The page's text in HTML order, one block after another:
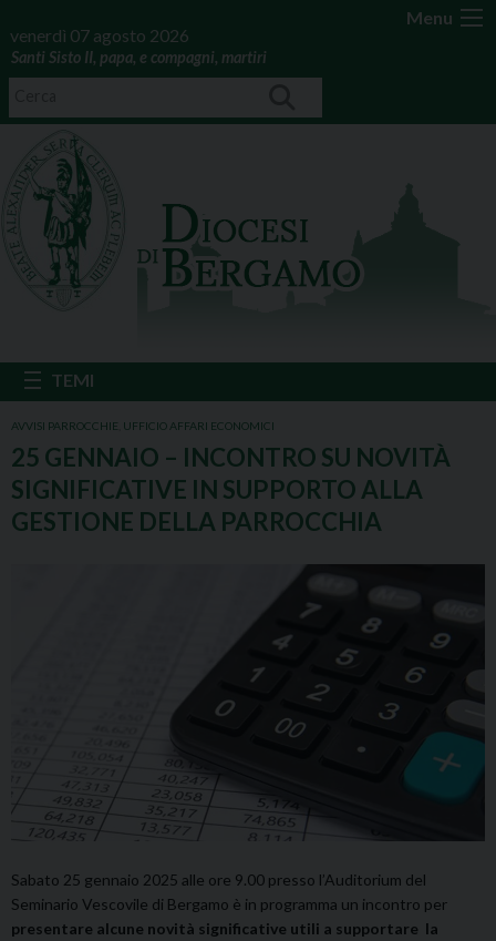
Menu
venerdì 07 agosto 2026
Santi Sisto II, papa, e compagni, martiri
AVVISI PARROCCHIE UFFICIO AFFARI ECONOMICI
25 GENNAIO – INCONTRO SU NOVITÀ
SIGNIFICATIVE IN SUPPORTO ALLA
GESTIONE DELLA PARROCCHIA
Sabato 25 gennaio 2025 alle ore 9.00 presso l’Auditorium del
Seminario Vescovile di Bergamo è in programma un incontro per
presentare alcune novità significative utili a supportare la